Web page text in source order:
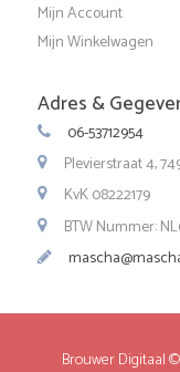
Mijn Account
Mijn Winkelwagen
Adres &
06-53712954
Plevierstraat 4,
KvK 08222179
BTW Nummer:
Brouwer Digitaal